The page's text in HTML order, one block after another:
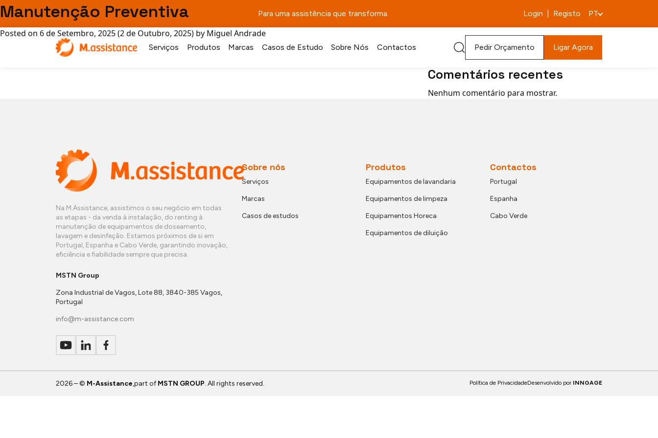
Para uma assistência que transforma. Login Registo PT
Serviços Produtos Marcas Casos de Estudo Sobre Nós Contactos Pedir Orçamento Ligar Agora
Manutenção Preventiva
Posted on 6 de Setembro, 2025(2 de Outubro, 2025) by Miguel Andrade
Navegação nos Posts
Assistência Técnica Pesquisar
Artigos recentes
Comentários recentes
Nenhum comentário para mostrar.
Na M.Assistance, assistimos o seu negócio em todas
as etapas - da venda à instalação, do renting à
manutenção de equipamentos de doseamento,
lavagem e desinfeção. Estamos próximos de si em
Portugal, Espanha e Cabo Verde, garantindo inovação,
eficiência e fiabilidade sempre que precisa.
MSTN Group
Zona Industrial de Vagos, Lote 88, 3840-385 Vagos,
Portugal
info@m-assistance.com
Sobre nós
Serviços
Marcas
Casos de estudos
Produtos
Equipamentos de lavandaria
Equipamentos de limpeza
Equipamentos Horeca
Equipamentos de diluição
Contactos
Portugal
Espanha
Cabo Verde
2026 – © M-Assistance,part ofMSTN GROUP. All rights reserved. Política de PrivacidadeDesenvolvido por INNGAGE